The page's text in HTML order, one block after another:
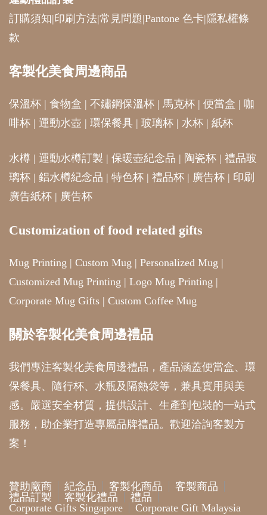
訂購須知|印刷方法|常見問題|Pantone 色卡| 隱私權條
款
客製化美食周邊商品
保溫杯 | 食物盒 | 不鏽鋼保溫杯 | 馬克杯 | 便當盒 | 咖
啡杯 | 運動水壺 | 環保餐具 | 玻璃杯 | 水杯 | 紙杯
水樽 | 運動水樽訂製 | 保暖壺紀念品 | 陶瓷杯 | 禮品玻
璃杯 | 鋁水樽紀念品 | 特色杯 | 禮品杯 | 廣告杯 | 印刷
廣告紙杯 | 廣告杯
Customization of food related gifts
Mug Printing | Custom Mug | Personalized Mug |
Customized Mug Printing | Logo Mug Printing |
Corporate Mug Gifts | Custom Coffee Mug
關於客製化美食周邊禮品
我們專注客製化美食周邊禮品，產品涵蓋便當盒、環
保餐具、隨行杯、水瓶及隔熱袋等，兼具實用與美
感。嚴選安全材質，提供設計、生產到包裝的一站式
服務，助企業打造專屬品牌禮品。歡迎洽詢客製方
案！
贊助廠商 紀念品 客製化商品
客製商品
禮品訂製
客製化禮品
禮品
Corporate Gifts Singapore
Corporate Gift Malaysia